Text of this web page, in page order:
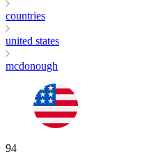
countries
united states
mcdonough
94